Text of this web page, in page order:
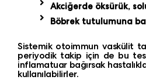
Akciğerde öksürük,
Böbrek tutulumuna
Sistemik otoimmun vaskülit
periyodik takip için de bu
inflamatuar bağırsak
kullanılabilirler.